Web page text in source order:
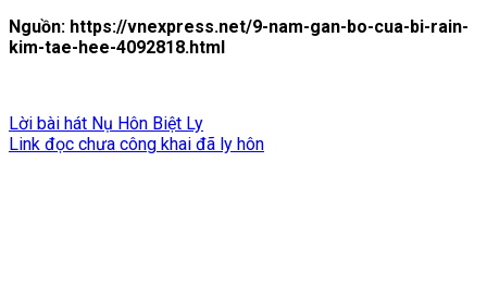
Nguồn: https://vnexpress.net/9-nam-gan-bo-cua-bi-rain-
kim-tae-hee-4092818.html
Lời bài hát Nụ Hôn Biệt Ly
Link đọc chưa công khai đã ly hôn